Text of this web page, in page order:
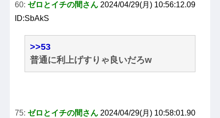
60: ゼロとイチの間さん 2024/04/29(月) 10:56:12.09
ID:SbAkS
>>53
普通に利上げすりゃ良いだろw
75: ゼロとイチの間さん 2024/04/29(月) 10:58:01.90